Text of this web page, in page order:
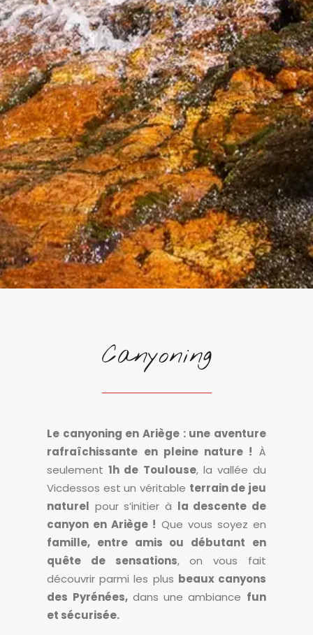
Canyoning
Le canyoning en Ariège : une aventure
rafraîchissante en pleine nature ! À
seulement1h de Toulouse, la vallée du
Vicdessos est un véritable terrain de jeu
naturel pour s’initier à la descente de
canyon en Ariège ! Que vous soyez en
famille, entre amis ou débutant en
quête de sensations, on vous fait
découvrir parmi les plus beaux canyons
des Pyrénées,dans une ambiance fun
et sécurisée.